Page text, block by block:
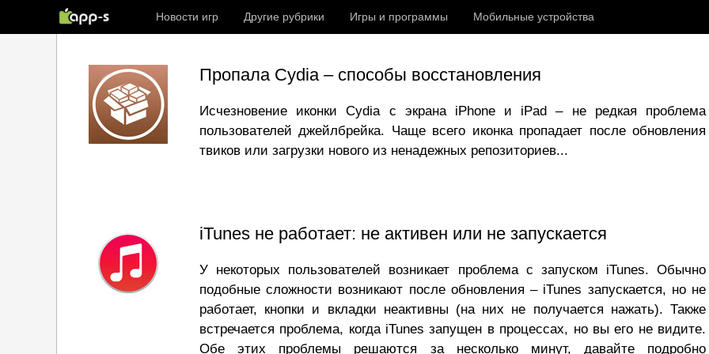
Новости игр Другие рубрики Игры и программы Мобильные устройства
Пропала Cydia – способы восстановления
Исчезновение иконки Cydia с экрана iPhone и iPad – не редкая проблема
пользователей джейлбрейка. Чаще всего иконка пропадает после обновления
твиков или загрузки нового из ненадежных репозиториев...
iTunes не работает: не активен или не запускается
У некоторых пользователей возникает проблема с запуском iTunes. Обычно
подобные сложности возникают после обновления – iTunes запускается, но не
работает, кнопки и вкладки неактивны (на них не получается нажать). Также
встречается проблема, когда iTunes запущен в процессах, но вы его не видите.
Обе этих проблемы решаются за несколько минут, давайте подробно